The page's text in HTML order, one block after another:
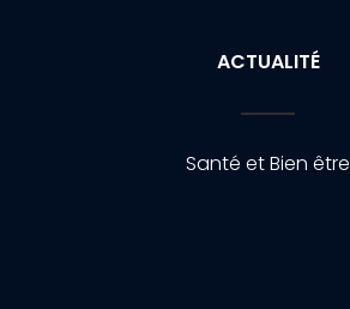
ACTUALITÉ
Santé et Bien être